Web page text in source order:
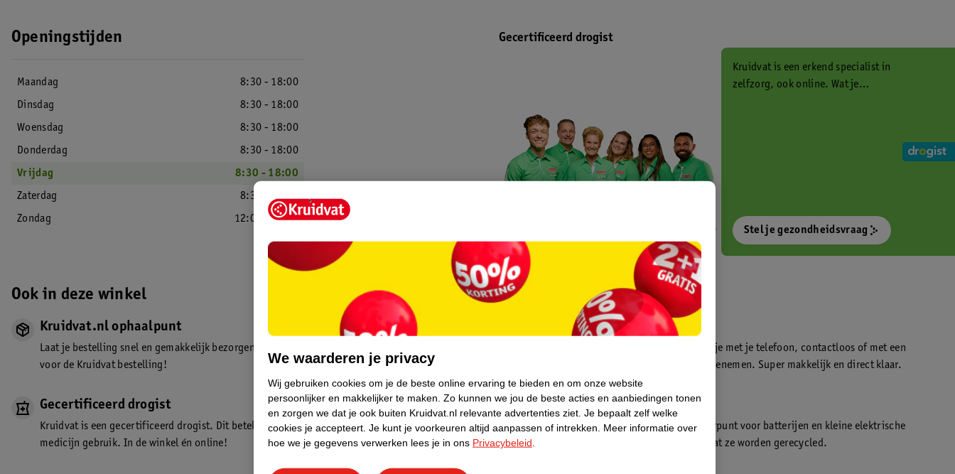
Openingstijden
Maandag
8:30 - 18:00
Dinsdag
8:30 - 18:00
Woensdag
8:30 - 18:00
Donderdag
8:30 - 18:00
Vrijdag
8:30 - 18:00
Zaterdag
8:30 - 18:00
Zondag
12:00 - 17:00
Gecertificeerd drogist
Kruidvat is een erkend specialist in
zelfzorg, ook online. Wat je
Stel je gezondheidsvraag
Ook in deze winkel
Kruidvat.nl ophaalpunt
Laat je bestelling snel en gemakkelijk bezorgen in de winkel. Zo hoef je niet thuis te blijven
voor de Kruidvat bestelling!
Gecertificeerd drogist
Kruidvat is een gecertificeerd drogist. Dit betekent dat je deskundig advies krijgt over
medicijn gebruik. In de winkel én online!
Kruidvat fotokiosk
In de winkel vind je een fotokiosk waarmee je met je telefoon, contactloos of met een
geheugenkaartje, jouw foto’s direct kan meenemen. Super makkelijk en direct klaar.
WeCycle inleverpunt
In deze Kruidvat vind je een WeCycle inleverpunt voor batterijen en kleine elektrische
apparaten. Deze kan je gratis inleveren zodat ze worden gerecycled.
We waarderen je privacy
Wij gebruiken cookies om je de beste online ervaring te bieden en om onze website
persoonlijker en makkelijker te maken. Zo kunnen we jou de beste acties en aanbiedingen tonen
en zorgen we dat je ook buiten Kruidvat.nl relevante advertenties ziet. Je bepaalt zelf welke
cookies je accepteert. Je kunt je voorkeuren altijd aanpassen of intrekken.
Meer informatie over
hoe we je gegevens verwerken lees je in ons Privacybeleid